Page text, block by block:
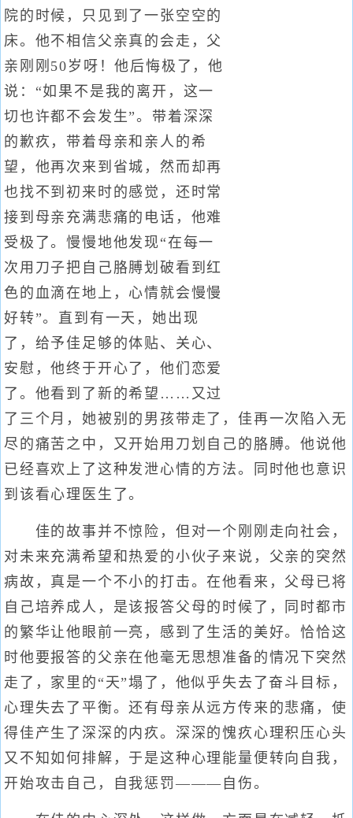
院的时候，只见到了一张空空的
床。他不相信父亲真的会走，父
亲刚刚50岁呀！他后悔极了，他
说：“如果不是我的离开，这一
切也许都不会发生”。带着深深
的歉疚，带着母亲和亲人的希
望，他再次来到省城，然而却再
也找不到初来时的感觉，还时常
接到母亲充满悲痛的电话，他难
受极了。慢慢地他发现“在每一
次用刀子把自己胳膊划破看到红
色的血滴在地上，心情就会慢慢
好转”。直到有一天，她出现
了，给予佳足够的体贴、关心、
安慰，他终于开心了，他们恋爱
了。他看到了新的希望……又过
了三个月，她被别的男孩带走了，佳再一次陷入无
尽的痛苦之中，又开始用刀划自己的胳膊。他说他
已经喜欢上了这种发泄心情的方法。同时他也意识
到该看心理医生了。
佳的故事并不惊险，但对一个刚刚走向社会，
对未来充满希望和热爱的小伙子来说，父亲的突然
病故，真是一个不小的打击。在他看来，父母已将
自己培养成人，是该报答父母的时候了，同时都市
的繁华让他眼前一亮，感到了生活的美好。恰恰这
时他要报答的父亲在他毫无思想准备的情况下突然
走了，家里的“天”塌了，他似乎失去了奋斗目标，
心理失去了平衡。还有母亲从远方传来的悲痛，使
得佳产生了深深的内疚。深深的愧疚心理积压心头
又不知如何排解，于是这种心理能量便转向自我，
开始攻击自己，自我惩罚———自伤。